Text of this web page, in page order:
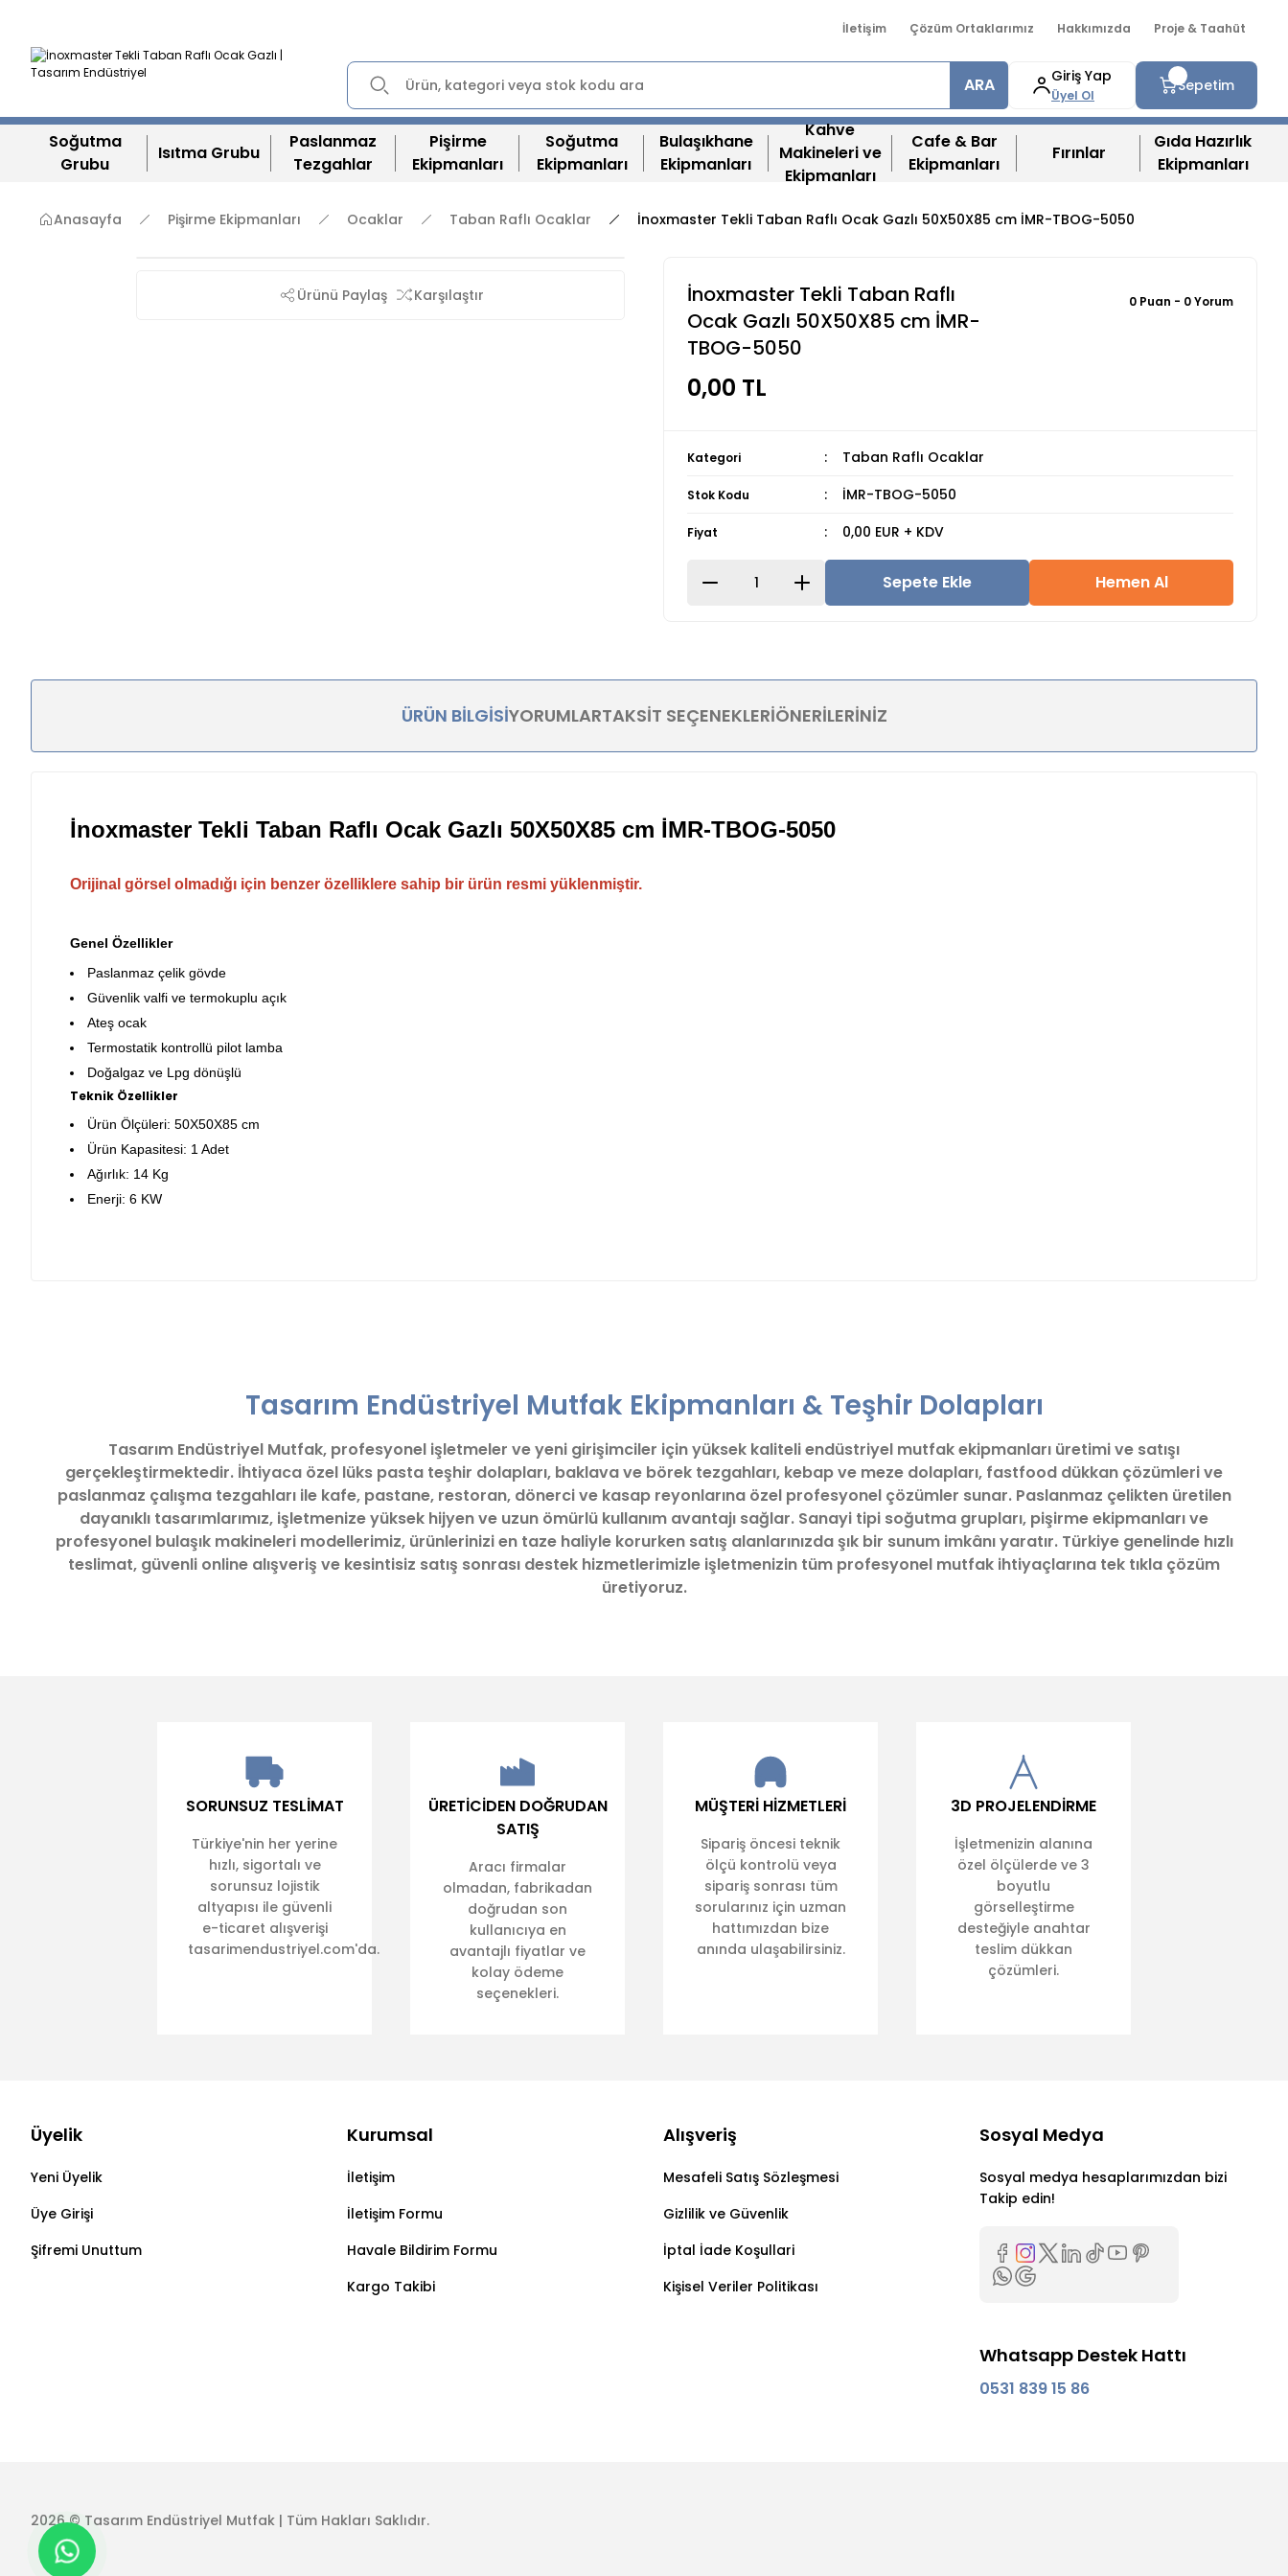
İletişim Çözüm Ortaklarımız Hakkımızda Proje & Taahüt
ARA Giriş Yap
Üyel Ol
Sepetim
Soğutma
Grubu
Isıtma Grubu
Paslanmaz
Tezgahlar
Pişirme
Ekipmanları
Soğutma
Ekipmanları
Bulaşıkhane
Ekipmanları
Kahve
Makineleri ve
Ekipmanları
Cafe & Bar
Ekipmanları
Fırınlar
Gıda Hazırlık
Ekipmanları
Anasayfa Pişirme Ekipmanları Ocaklar Taban Raflı Ocaklar İnoxmaster Tekli Taban Raflı Ocak Gazlı 50X50X85 cm İMR-TBOG-5050
Ürünü Paylaş Karşılaştır
İnoxmaster Tekli Taban Raflı
Ocak Gazlı 50X50X85 cm İMR-
TBOG-5050
0 Puan - 0 Yorum
0,00 TL
Kategori Taban Raflı Ocaklar
Stok Kodu İMR-TBOG-5050
Fiyat 0,00 EUR + KDV
Sepete Ekle Hemen Al
ÜRÜN BILGISIYORUMLARTAKSIT SEÇENEKLERIÖNERILERINIZ
İnoxmaster Tekli Taban Raflı Ocak Gazlı 50X50X85 cm İMR-TBOG-5050
Orijinal görsel olmadığı için benzer özelliklere sahip bir ürün resmi yüklenmiştir.
Genel Özellikler
Paslanmaz çelik gövde
Güvenlik valfi ve termokuplu açık
Ateş ocak
Termostatik kontrollü pilot lamba
Doğalgaz ve Lpg dönüşlü
Teknik Özellikler
Ürün Ölçüleri: 50X50X85 cm
Ürün Kapasitesi: 1 Adet
Ağırlık: 14 Kg
Enerji: 6 KW
Yorum Yaz
Ürün resmi kalitesiz, bozuk veya görüntülenemiyor.
Ürün bilgilerinde hatalar bulunuyor.
Ürün fiyatı diğer sitelerden daha pahalı.
Bu ürüne benzer farklı alternatifler olmalı.
Tasarım Endüstriyel Mutfak Ekipmanları & Teşhir Dolapları
Tasarım Endüstriyel Mutfak, profesyonel işletmeler ve yeni girişimciler için yüksek kaliteli endüstriyel mutfak ekipmanları üretimi ve satışı
gerçekleştirmektedir. İhtiyaca özel lüks pasta teşhir dolapları, baklava ve börek tezgahları, kebap ve meze dolapları, fastfood dükkan çözümleri ve
paslanmaz çalışma tezgahları ile kafe, pastane, restoran, dönerci ve kasap reyonlarına özel profesyonel çözümler sunar. Paslanmaz çelikten üretilen
dayanıklı tasarımlarımız, işletmenize yüksek hijyen ve uzun ömürlü kullanım avantajı sağlar. Sanayi tipi soğutma grupları, pişirme ekipmanları ve
profesyonel bulaşık makineleri modellerimiz, ürünlerinizi en taze haliyle korurken satış alanlarınızda şık bir sunum imkânı yaratır. Türkiye genelinde hızlı
teslimat, güvenli online alışveriş ve kesintisiz satış sonrası destek hizmetlerimizle işletmenizin tüm profesyonel mutfak ihtiyaçlarına tek tıkla çözüm
üretiyoruz.
SORUNSUZ TESLİMAT
Türkiye'nin her yerine
hızlı, sigortalı ve
sorunsuz lojistik
altyapısı ile güvenli
e-ticaret alışverişi
tasarimendustriyel.com'da.
ÜRETİCİDEN DOĞRUDAN
SATIŞ
Aracı firmalar
olmadan, fabrikadan
doğrudan son
kullanıcıya en
avantajlı fiyatlar ve
kolay ödeme
seçenekleri.
MÜŞTERİ HİZMETLERİ
Sipariş öncesi teknik
ölçü kontrolü veya
sipariş sonrası tüm
sorularınız için uzman
hattımızdan bize
anında ulaşabilirsiniz.
3D PROJELENDİRME
İşletmenizin alanına
özel ölçülerde ve 3
boyutlu
görselleştirme
desteğiyle anahtar
teslim dükkan
çözümleri.
Üyelik
Yeni Üyelik
Üye Girişi
Şifremi Unuttum
Kurumsal
İletişim
İletişim Formu
Havale Bildirim Formu
Kargo Takibi
Alışveriş
Mesafeli Satış Sözleşmesi
Gizlilik ve Güvenlik
İptal İade Koşullari
Kişisel Veriler Politikası
Sosyal Medya
Sosyal medya hesaplarımızdan bizi
Takip edin!
Whatsapp Destek Hattı
0531 839 15 86
2026 © Tasarım Endüstriyel Mutfak | Tüm Hakları Saklıdır.